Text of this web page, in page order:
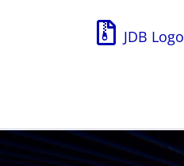
JDB Logo